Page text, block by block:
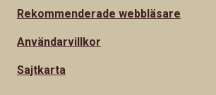
Rekommenderade webbläsare
Användarvillkor
Sajtkarta